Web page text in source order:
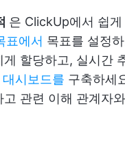
은 ClickUp에서 쉽게
표에서 목표를 설정
게 할당하고, 실시간
시보드를 구축하세
고 관련 이해 관계자